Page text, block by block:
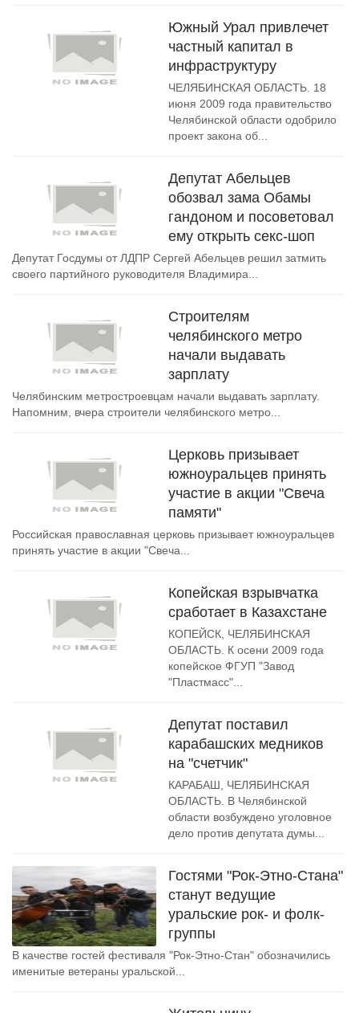
Южный Урал привлечет
частный капитал в
инфраструктуру
ЧЕЛЯБИНСКАЯ ОБЛАСТЬ. 18
июня 2009 года правительство
Челябинской области одобрило
проект закона об...
Депутат Абельцев
обозвал зама Обамы
гандоном и посоветовал
ему открыть секс-шоп
Депутат Госдумы от ЛДПР Сергей Абельцев решил затмить
своего партийного руководителя Владимира...
Строителям
челябинского метро
начали выдавать
зарплату
Челябинским метростроевцам начали выдавать зарплату.
Напомним, вчера строители челябинского метро...
Церковь призывает
южноуральцев принять
участие в акции "Свеча
памяти"
Российская православная церковь призывает южноуральцев
принять участие в акции "Свеча...
Копейская взрывчатка
сработает в Казахстане
КОПЕЙСК, ЧЕЛЯБИНСКАЯ
ОБЛАСТЬ. К осени 2009 года
копейское ФГУП "Завод
"Пластмасс"...
Депутат поставил
карабашских медников
на "счетчик"
КАРАБАШ, ЧЕЛЯБИНСКАЯ
ОБЛАСТЬ. В Челябинской
области возбуждено уголовное
дело против депутата думы...
Гостями "Рок-Этно-Стана"
станут ведущие
уральские рок- и фолк-
группы
В качестве гостей фестиваля "Рок-Этно-Стан" обозначились
именитые ветераны уральской...